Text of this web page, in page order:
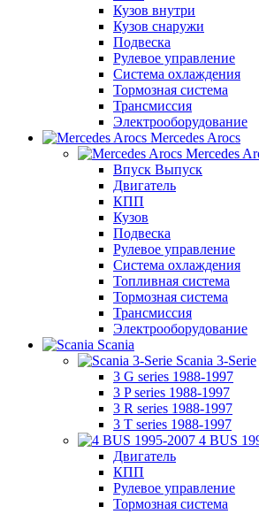
Кузов внутри
Кузов снаружи
Подвеска
Рулевое управление
Система охлаждения
Тормозная система
Трансмиссия
Электрооборудование
Mercedes Arocs
Mercedes
Впуск Выпуск
Двигатель
КПП
Кузов
Подвеска
Рулевое управление
Система охлаждения
Топливная система
Тормозная система
Трансмиссия
Электрооборудование
Scania
Scania 3-Serie
3 G series 1988-1997
3 P series 1988-1997
3 R series 1988-1997
3 T series 1988-1997
4 BUS
Двигатель
КПП
Рулевое управление
Тормозная система